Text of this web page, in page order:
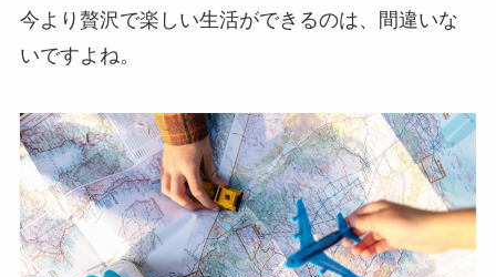
今より贅沢で楽しい生活ができるのは、間違いな
いですよね。